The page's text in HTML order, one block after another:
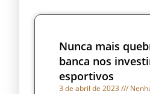
Nunca mais
banca nos
esportivos
3 de abril de 2023